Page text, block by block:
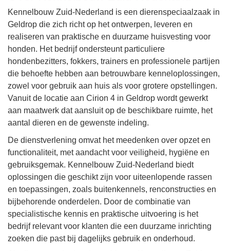
Kennelbouw Zuid-Nederland is een dierenspeciaalzaak in
Geldrop die zich richt op het ontwerpen, leveren en
realiseren van praktische en duurzame huisvesting voor
honden. Het bedrijf ondersteunt particuliere
hondenbezitters, fokkers, trainers en professionele partijen
die behoefte hebben aan betrouwbare kenneloplossingen,
zowel voor gebruik aan huis als voor grotere opstellingen.
Vanuit de locatie aan Cirion 4 in Geldrop wordt gewerkt
aan maatwerk dat aansluit op de beschikbare ruimte, het
aantal dieren en de gewenste indeling.
De dienstverlening omvat het meedenken over opzet en
functionaliteit, met aandacht voor veiligheid, hygiëne en
gebruiksgemak. Kennelbouw Zuid-Nederland biedt
oplossingen die geschikt zijn voor uiteenlopende rassen
en toepassingen, zoals buitenkennels, renconstructies en
bijbehorende onderdelen. Door de combinatie van
specialistische kennis en praktische uitvoering is het
bedrijf relevant voor klanten die een duurzame inrichting
zoeken die past bij dagelijks gebruik en onderhoud.